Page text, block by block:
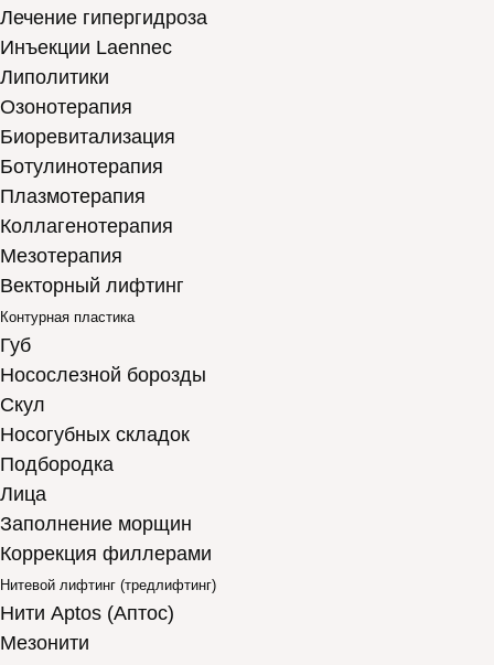
Лечение гипергидроза
Инъекции Laennec
Липолитики
Озонотерапия
Биоревитализация
Ботулинотерапия
Плазмотерапия
Коллагенотерапия
Мезотерапия
Векторный лифтинг
Контурная пластика
Губ
Носослезной борозды
Скул
Носогубных складок
Подбородка
Лица
Заполнение морщин
Коррекция филлерами
Нитевой лифтинг (тредлифтинг)
Нити Aptos (Аптос)
Мезонити